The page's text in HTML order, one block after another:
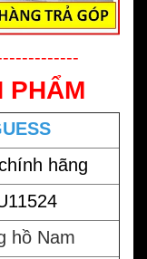
PHẨM
hãng
hồ Nam